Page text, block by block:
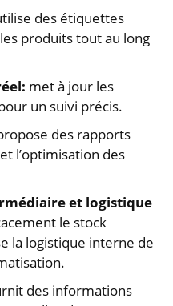
des étiquettes
produits tout au long
met à jour les
un suivi précis.
des rapports
l’optimisation des
et logistique
le stock
la logistique interne de
des informations